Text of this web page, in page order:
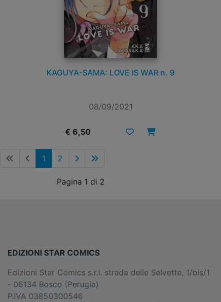
KAGUYA-SAMA: LOVE IS WAR n. 9
08/09/2021
€ 6,50
1 2
Pagina 1 di 2
EDIZIONI STAR COMICS
Edizioni Star Comics s.r.l. strada delle Selvette, 1/bis/1
- 06134 Bosco (Perugia)
P.IVA 03850300546